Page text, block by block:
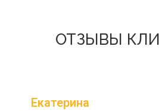
ОТЗЫВЫ
Екатерина